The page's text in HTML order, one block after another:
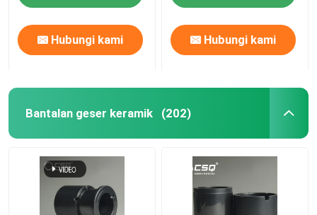
Hubungi kami Hubungi kami
Bantalan geser keramik (202)